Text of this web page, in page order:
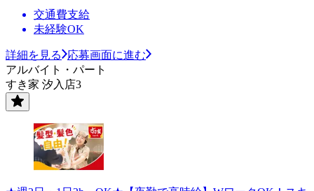
交通費支給
未経験OK
詳細を見る
応募画面に進む
アルバイト・パート
すき家 汐入店3